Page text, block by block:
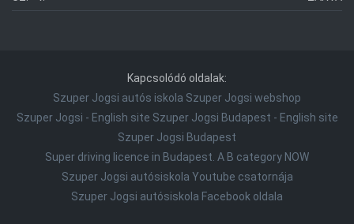
Kapcsolódó oldalak:
Szuper Jogsi autós iskola Szuper Jogsi webshop
Szuper Jogsi - English site Szuper Jogsi Budapest - English site
Szuper Jogsi Budapest
Super driving licence in Budapest. A B category NOW
Szuper Jogsi autósiskola Youtube csatornája
Szuper Jogsi autósiskola Facebook oldala